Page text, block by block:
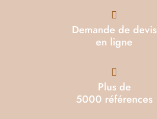
Demande de devis
en ligne
Plus de
5000 références